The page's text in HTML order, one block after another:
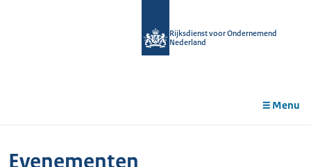
Rijksdienst voor Ondernemend
Nederland
Menu
Evenementen